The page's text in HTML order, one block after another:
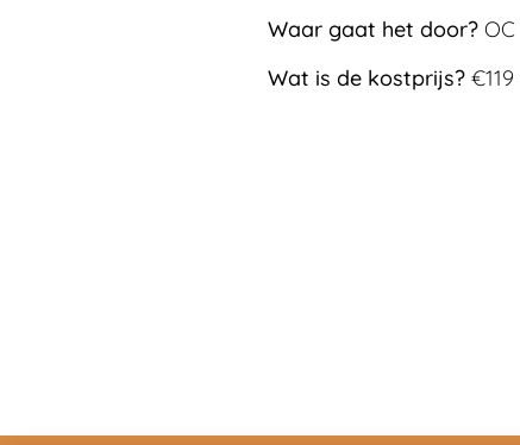
Waar gaat het door?
Wat is de kostprijs?